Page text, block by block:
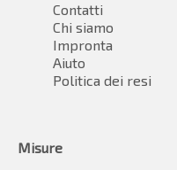
Contatti
Chi siamo
Impronta
Aiuto
Politica dei resi
Misure